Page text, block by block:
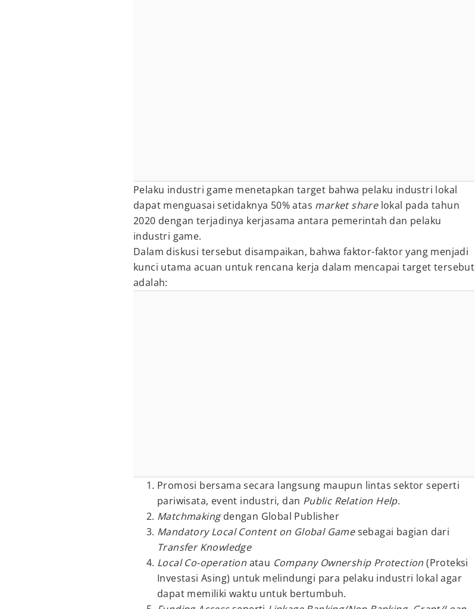
Pelaku industri game menetapkan target bahwa pelaku industri lokal
dapat menguasai setidaknya 50% atas market sharelokal pada tahun
2020 dengan terjadinya kerjasama antara pemerintah dan pelaku
industri game.
Dalam diskusi tersebut disampaikan, bahwa faktor-faktor yang menjadi
kunci utama acuan untuk rencana kerja dalam mencapai target tersebut
adalah:
Promosi bersama secara langsung maupun lintas sektor seperti
pariwisata, event industri, dan Public Relation Help.
Matchmakingdengan Global Publisher
Mandatory Local Content on Global Gamesebagai bagian dari
Transfer Knowledge
Local Co-operation atau Company Ownership Protection (Proteksi
Investasi Asing) untuk melindungi para pelaku industri lokal agar
dapat memiliki waktu untuk bertumbuh.